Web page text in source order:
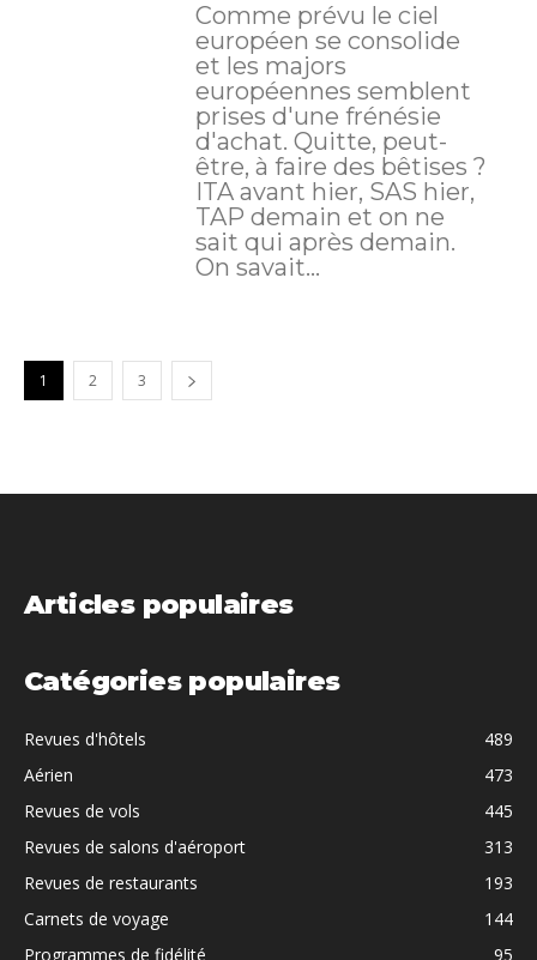
Comme prévu le ciel
européen se consolide
et les majors
européennes semblent
prises d'une frénésie
d'achat. Quitte, peut-
être, à faire des bêtises ?
ITA avant hier, SAS hier,
TAP demain et on ne
sait qui après demain.
On savait...
1 2 3
Articles populaires
Catégories populaires
Revues d'hôtels
489
Aérien
473
Revues de vols
445
Revues de salons d'aéroport
313
Revues de restaurants
193
Carnets de voyage
144
Programmes de fidélité
95